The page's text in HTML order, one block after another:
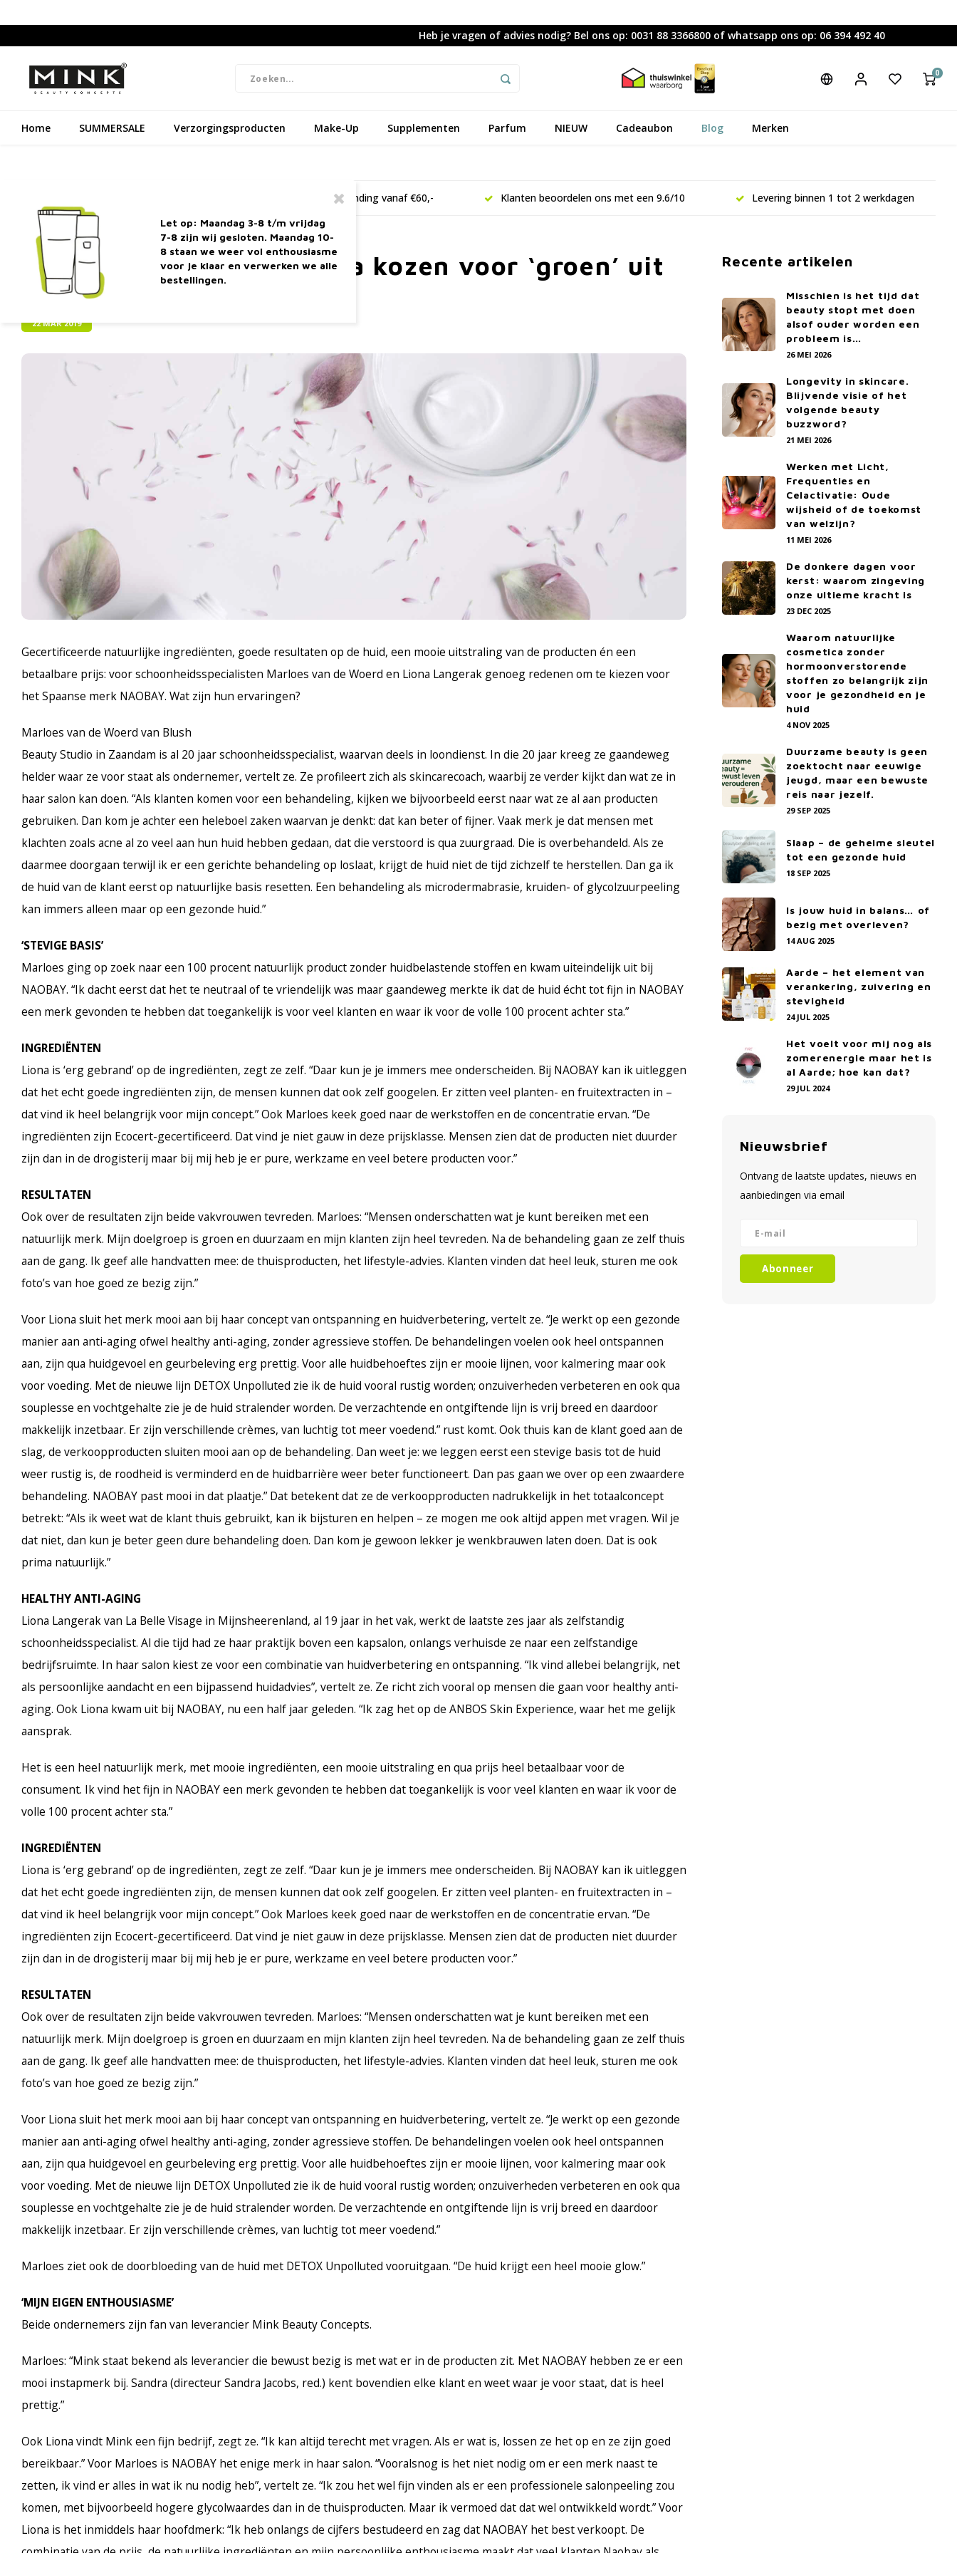
Heb je vragen of advies nodig? Bel ons op: 0031 88 3366800 of whatsapp ons op: 06 394 492 40
0
Home SUMMERSALE Verzorgingsproducten Make-Up Supplementen Parfum NIEUW Cadeaubon Blog Merken
Let op: Maandag 3-8 t/m vrijdag
7-8 zijn wij gesloten. Maandag 10-
8 staan we weer vol enthousiasme
voor je klaar en verwerken we alle
bestellingen.
Gratis verzending vanaf €60,- Klanten beoordelen ons met een 9.6/10 Levering binnen 1 tot 2 werkdagen
Waarom Marloes en Liona kozen voor ‘groen’ uit
Spanje.
22 MAR 2019
Gecertificeerde natuurlijke ingrediënten, goede resultaten op de huid, een mooie uitstraling van de producten én een
betaalbare prijs: voor schoonheidsspecialisten Marloes van de Woerd en Liona Langerak genoeg redenen om te kiezen voor
het Spaanse merk NAOBAY. Wat zijn hun ervaringen?
Marloes van de Woerd van Blush
Beauty Studio in Zaandam is al 20 jaar schoonheidsspecialist, waarvan deels in loondienst. In die 20 jaar kreeg ze gaandeweg
helder waar ze voor staat als ondernemer, vertelt ze. Ze profileert zich als skincarecoach, waarbij ze verder kijkt dan wat ze in
haar salon kan doen. “Als klanten komen voor een behandeling, kijken we bijvoorbeeld eerst naar wat ze al aan producten
gebruiken. Dan kom je achter een heleboel zaken waarvan je denkt: dat kan beter of fijner. Vaak merk je dat mensen met
klachten zoals acne al zo veel aan hun huid hebben gedaan, dat die verstoord is qua zuurgraad. Die is overbehandeld. Als ze
daarmee doorgaan terwijl ik er een gerichte behandeling op loslaat, krijgt de huid niet de tijd zichzelf te herstellen. Dan ga ik
de huid van de klant eerst op natuurlijke basis resetten. Een behandeling als microdermabrasie, kruiden- of glycolzuurpeeling
kan immers alleen maar op een gezonde huid.”
‘STEVIGE BASIS’
Marloes ging op zoek naar een 100 procent natuurlijk product zonder huidbelastende stoffen en kwam uiteindelijk uit bij
NAOBAY. “Ik dacht eerst dat het te neutraal of te vriendelijk was maar gaandeweg merkte ik dat de huid écht tot fijn in NAOBAY
een merk gevonden te hebben dat toegankelijk is voor veel klanten en waar ik voor de volle 100 procent achter sta.”
INGREDIËNTEN
Liona is ‘erg gebrand’ op de ingrediënten, zegt ze zelf. “Daar kun je je immers mee onderscheiden. Bij NAOBAY kan ik uitleggen
dat het echt goede ingrediënten zijn, de mensen kunnen dat ook zelf googelen. Er zitten veel planten- en fruitextracten in –
dat vind ik heel belangrijk voor mijn concept.” Ook Marloes keek goed naar de werkstoffen en de concentratie ervan. “De
ingrediënten zijn Ecocert-gecertificeerd. Dat vind je niet gauw in deze prijsklasse. Mensen zien dat de producten niet duurder
zijn dan in de drogisterij maar bij mij heb je er pure, werkzame en veel betere producten voor.”
RESULTATEN
Ook over de resultaten zijn beide vakvrouwen tevreden. Marloes: “Mensen onderschatten wat je kunt bereiken met een
natuurlijk merk. Mijn doelgroep is groen en duurzaam en mijn klanten zijn heel tevreden. Na de behandeling gaan ze zelf thuis
aan de gang. Ik geef alle handvatten mee: de thuisproducten, het lifestyle-advies. Klanten vinden dat heel leuk, sturen me ook
foto’s van hoe goed ze bezig zijn.”
Voor Liona sluit het merk mooi aan bij haar concept van ontspanning en huidverbetering, vertelt ze. “Je werkt op een gezonde
manier aan anti-aging ofwel healthy anti-aging, zonder agressieve stoffen. De behandelingen voelen ook heel ontspannen
aan, zijn qua huidgevoel en geurbeleving erg prettig. Voor alle huidbehoeftes zijn er mooie lijnen, voor kalmering maar ook
voor voeding. Met de nieuwe lijn DETOX Unpolluted zie ik de huid vooral rustig worden; onzuiverheden verbeteren en ook qua
souplesse en vochtgehalte zie je de huid stralender worden. De verzachtende en ontgiftende lijn is vrij breed en daardoor
makkelijk inzetbaar. Er zijn verschillende crèmes, van luchtig tot meer voedend.” rust komt. Ook thuis kan de klant goed aan de
slag, de verkoopproducten sluiten mooi aan op de behandeling. Dan weet je: we leggen eerst een stevige basis tot de huid
weer rustig is, de roodheid is verminderd en de huidbarrière weer beter functioneert. Dan pas gaan we over op een zwaardere
behandeling. NAOBAY past mooi in dat plaatje.” Dat betekent dat ze de verkoopproducten nadrukkelijk in het totaalconcept
betrekt: “Als ik weet wat de klant thuis gebruikt, kan ik bijsturen en helpen – ze mogen me ook altijd appen met vragen. Wil je
dat niet, dan kun je beter geen dure behandeling doen. Dan kom je gewoon lekker je wenkbrauwen laten doen. Dat is ook
prima natuurlijk.”
HEALTHY ANTI-AGING
Liona Langerak van La Belle Visage in Mijnsheerenland, al 19 jaar in het vak, werkt de laatste zes jaar als zelfstandig
schoonheidsspecialist. Al die tijd had ze haar praktijk boven een kapsalon, onlangs verhuisde ze naar een zelfstandige
bedrijfsruimte. In haar salon kiest ze voor een combinatie van huidverbetering en ontspanning. “Ik vind allebei belangrijk, net
als persoonlijke aandacht en een bijpassend huidadvies”, vertelt ze. Ze richt zich vooral op mensen die gaan voor healthy anti-
aging. Ook Liona kwam uit bij NAOBAY, nu een half jaar geleden. “Ik zag het op de ANBOS Skin Experience, waar het me gelijk
aansprak.
Het is een heel natuurlijk merk, met mooie ingrediënten, een mooie uitstraling en qua prijs heel betaalbaar voor de
consument. Ik vind het fijn in NAOBAY een merk gevonden te hebben dat toegankelijk is voor veel klanten en waar ik voor de
volle 100 procent achter sta.”
INGREDIËNTEN
Liona is ‘erg gebrand’ op de ingrediënten, zegt ze zelf. “Daar kun je je immers mee onderscheiden. Bij NAOBAY kan ik uitleggen
dat het echt goede ingrediënten zijn, de mensen kunnen dat ook zelf googelen. Er zitten veel planten- en fruitextracten in –
dat vind ik heel belangrijk voor mijn concept.” Ook Marloes keek goed naar de werkstoffen en de concentratie ervan. “De
ingrediënten zijn Ecocert-gecertificeerd. Dat vind je niet gauw in deze prijsklasse. Mensen zien dat de producten niet duurder
zijn dan in de drogisterij maar bij mij heb je er pure, werkzame en veel betere producten voor.”
RESULTATEN
Ook over de resultaten zijn beide vakvrouwen tevreden. Marloes: “Mensen onderschatten wat je kunt bereiken met een
natuurlijk merk. Mijn doelgroep is groen en duurzaam en mijn klanten zijn heel tevreden. Na de behandeling gaan ze zelf thuis
aan de gang. Ik geef alle handvatten mee: de thuisproducten, het lifestyle-advies. Klanten vinden dat heel leuk, sturen me ook
foto’s van hoe goed ze bezig zijn.”
Voor Liona sluit het merk mooi aan bij haar concept van ontspanning en huidverbetering, vertelt ze. “Je werkt op een gezonde
manier aan anti-aging ofwel healthy anti-aging, zonder agressieve stoffen. De behandelingen voelen ook heel ontspannen
aan, zijn qua huidgevoel en geurbeleving erg prettig. Voor alle huidbehoeftes zijn er mooie lijnen, voor kalmering maar ook
voor voeding. Met de nieuwe lijn DETOX Unpolluted zie ik de huid vooral rustig worden; onzuiverheden verbeteren en ook qua
souplesse en vochtgehalte zie je de huid stralender worden. De verzachtende en ontgiftende lijn is vrij breed en daardoor
makkelijk inzetbaar. Er zijn verschillende crèmes, van luchtig tot meer voedend.”
Marloes ziet ook de doorbloeding van de huid met DETOX Unpolluted vooruitgaan. “De huid krijgt een heel mooie glow.”
‘MIJN EIGEN ENTHOUSIASME’
Beide ondernemers zijn fan van leverancier Mink Beauty Concepts.
Marloes: “Mink staat bekend als leverancier die bewust bezig is met wat er in de producten zit. Met NAOBAY hebben ze er een
mooi instapmerk bij. Sandra (directeur Sandra Jacobs, red.) kent bovendien elke klant en weet waar je voor staat, dat is heel
prettig.”
Ook Liona vindt Mink een fijn bedrijf, zegt ze. “Ik kan altijd terecht met vragen. Als er wat is, lossen ze het op en ze zijn goed
bereikbaar.” Voor Marloes is NAOBAY het enige merk in haar salon. “Vooralsnog is het niet nodig om er een merk naast te
zetten, ik vind er alles in wat ik nu nodig heb”, vertelt ze. “Ik zou het wel fijn vinden als er een professionele salonpeeling zou
komen, met bijvoorbeeld hogere glycolwaardes dan in de thuisproducten. Maar ik vermoed dat dat wel ontwikkeld wordt.” Voor
Liona is het inmiddels haar hoofdmerk: “Ik heb onlangs de cijfers bestudeerd en zag dat NAOBAY het best verkoopt. De
Recente artikelen
Misschien is het tijd dat
beauty stopt met doen
alsof ouder worden een
probleem is…
26 MEI 2026
Longevity in skincare.
Blijvende visie of het
volgende beauty
buzzword?
21 MEI 2026
Werken met Licht,
Frequenties en
Celactivatie: Oude
wijsheid of de toekomst
van welzijn?
11 MEI 2026
De donkere dagen voor
kerst: waarom zingeving
onze ultieme kracht is
23 DEC 2025
Waarom natuurlijke
cosmetica zonder
hormoonverstorende
stoffen zo belangrijk zijn
voor je gezondheid en je
huid
4 NOV 2025
Duurzame beauty is geen
zoektocht naar eeuwige
jeugd, maar een bewuste
reis naar jezelf.
29 SEP 2025
Slaap – de geheime sleutel
tot een gezonde huid
18 SEP 2025
Is jouw huid in balans… of
bezig met overleven?
14 AUG 2025
Aarde – het element van
verankering, zuivering en
stevigheid
24 JUL 2025
Het voelt voor mij nog als
zomerenergie maar het is
al Aarde; hoe kan dat?
29 JUL 2024
Nieuwsbrief
Ontvang de laatste updates, nieuws en
aanbiedingen via email
Abonneer